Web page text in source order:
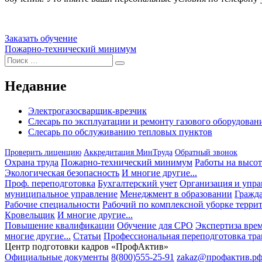
Заказать обучение
Навигация
по
записям
Пожарно-технический минимум
Искать:
Поиск
Недавние
Электрогазосварщик-врезчик
Слесарь по эксплуатации и ремонту газового
Слесарь по обслуживанию тепловых пунктов
Проверить лиценцию Аккредитация МинТруда Обратный звонок
Охрана труда Пожарно-технический минимум Работы на
Экологическая безопасность И многие другие...
Проф. переподготовка Бухгалтерский учет Организация и
муниципальное управление Менеджмент в образовании
Рабочие специальности Рабочий по комплексной уборке
Кровельщик И многие другие...
Повышение квалификации Обучение для СРО Экспертиза
многие другие... Статьи Профессиональная переподготовка
Центр подготовки кадров «ПрофАктив»
Официальные документы 8(800)555-25-91 zakaz@профактив.рф